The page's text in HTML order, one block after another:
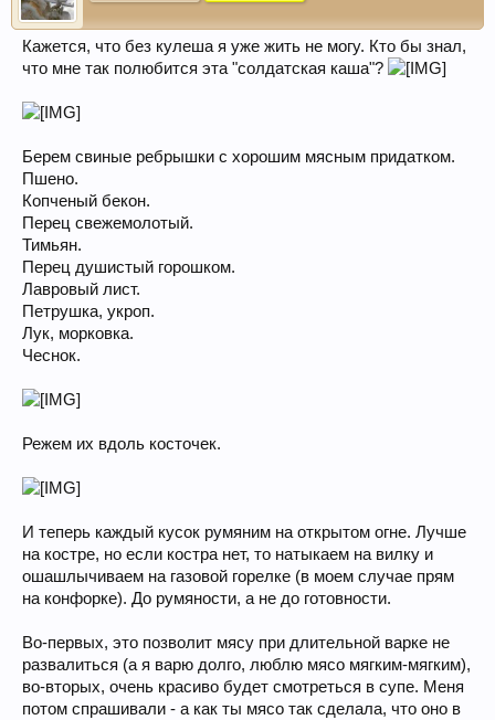
Кажется, что без кулеша я уже жить не могу. Кто бы знал,
что мне так полюбится эта "солдатская каша"?
Берем свиные ребрышки с хорошим мясным придатком.
Пшено.
Копченый бекон.
Перец свежемолотый.
Тимьян.
Перец душистый горошком.
Лавровый лист.
Петрушка, укроп.
Лук, морковка.
Чеснок.
Режем их вдоль косточек.
И теперь каждый кусок румяним на открытом огне. Лучше
на костре, но если костра нет, то натыкаем на вилку и
ошашлычиваем на газовой горелке (в моем случае прям
на конфорке). До румяности, а не до готовности.
Во-первых, это позволит мясу при длительной варке не
развалиться (а я варю долго, люблю мясо мягким-мягким),
во-вторых, очень красиво будет смотреться в супе. Меня
потом спрашивали - а как ты мясо так сделала, что оно в